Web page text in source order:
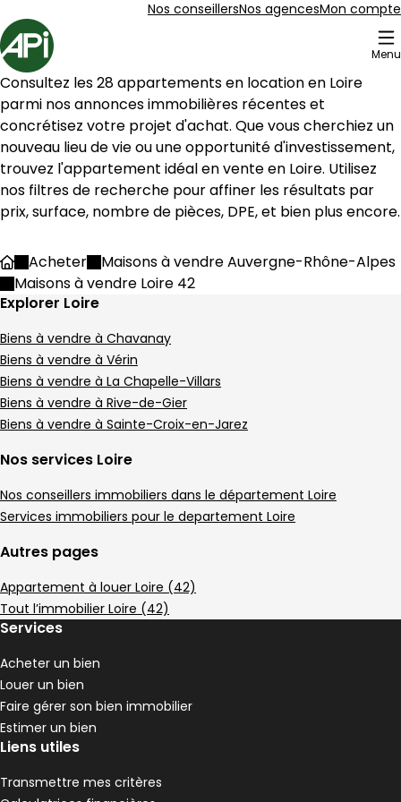
Nos conseillersNos agencesMon compte
Accueil
Menu
96 Maisons à vendre Loire 42
90 m² 4 pièces Pélussin
Aller à l'image1
Aller à l'image2
Aller à l'image3
Aller à l'image4
Aller à l'image5
190 000 €
Pélussin - 42410
Maison • 4 pièces • 90 m²
DPE :
G 3 chambres Terrain 3680 m²
de village 80 m² 3 pièces Anneyron
Aller à l'image1
Aller à l'image2
Aller à l'image3
Aller à l'image4
Aller à l'image5
120 000 €
Anneyron - 26140
DPE :
D 2 chambres
Consultez les 28 appartements en location en Loire
parmi nos annonces immobilières récentes et
concrétisez votre projet d'achat. Que vous cherchiez un
nouveau lieu de vie ou une opportunité d'investissement,
trouvez l'appartement idéal en vente en Loire. Utilisez
nos filtres de recherche pour affiner les résultats par
prix, surface, nombre de pièces, DPE, et bien plus encore.
AccueilAcheter
Maisons à vendre Auvergne-Rhône-Alpes
Maisons à vendre Loire 42
Explorer Loire
Biens à vendre à Chavanay
Biens à vendre à Vérin
Biens à vendre à La Chapelle-Villars
Biens à vendre à Rive-de-Gier
Biens à vendre à Sainte-Croix-en-Jarez
Nos services Loire
Nos conseillers immobiliers dans le département Loire
Services immobiliers pour le departement Loire
Autres pages
Appartement à louer Loire (42)
Tout l’immobilier Loire (42)
Services
Acheter un bien
Louer un bien
Faire gérer son bien immobilier
Estimer un bien
Liens utiles
Transmettre mes critères